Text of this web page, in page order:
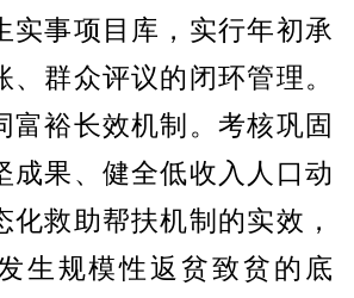
实事项目库，实行年初承
群众评议的闭环管理。
富裕长效机制。考核巩固
成果、健全低收入人口动
化救助帮扶机制的实效，
生规模性返贫致贫的底